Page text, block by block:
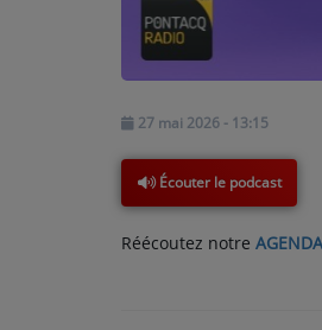
LOCATION DE STUDIOS
ÉDUCATION AUX MÉDIAS ET À
L'INFORMATION
EN QUOI ÇA CONSISTE ?
ÉCOUTEZ LES PRODUCTIONS
27 mai 2026 - 13:15
Écouter le podcast
Réécoutez notre